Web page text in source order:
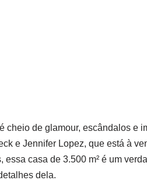
cheio de glamour, escândalos e
e Jennifer Lopez, que está à
essa casa de 3.500 m² é um
dela.